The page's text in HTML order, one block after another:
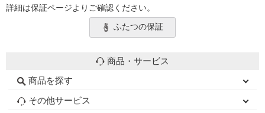
詳細は保証ページよりご確認ください。
ふたつの保証
商品・サービス
商品を探す
初心者用セット
キャノンインク
エプソンインク
ブラザーインク
詰め替えインク
互換インクボトル
互換インクカートリッジ
再生インクカートリッジ
トナーカートリッジ
その他サービス